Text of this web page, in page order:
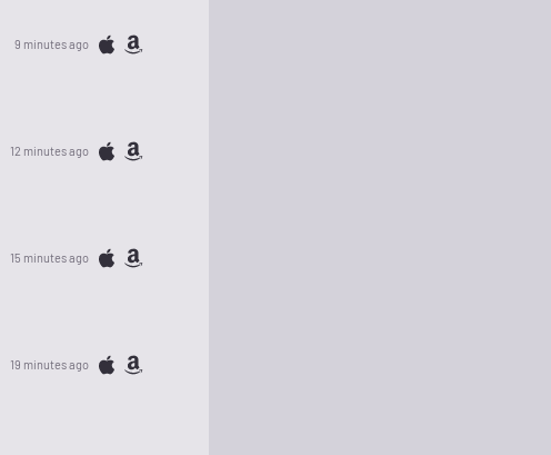
9 minutes ago
12 minutes ago
15 minutes ago
19 minutes ago